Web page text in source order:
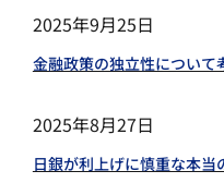
2025年9月25日
金融政策の独立性について
2025年8月27日
日銀が利上げに慎重な本当